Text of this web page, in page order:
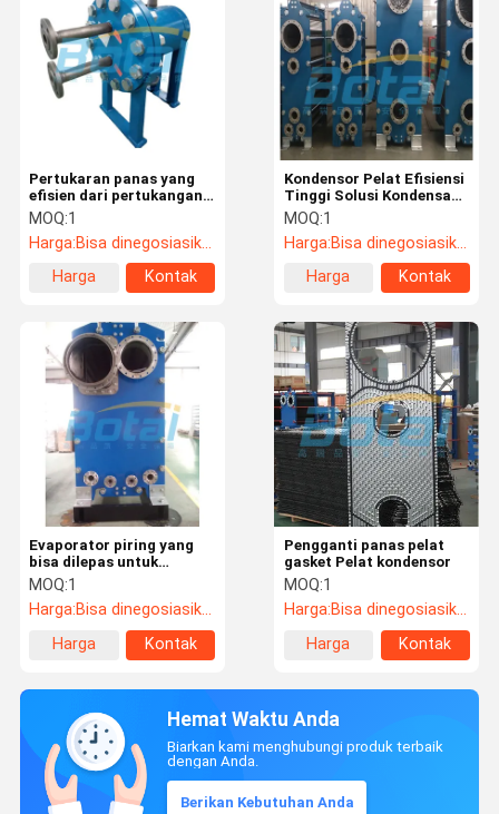
Pertukaran panas yang
efisien dari pertukangan
panas pelat dan
cangkang
MOQ:1
Harga:Bisa dinegosiasikan
Harga
Kontak
Kondensor Pelat Efisiensi
Tinggi Solusi Kondensasi
yang Disesuaikan
MOQ:1
Harga:Bisa dinegosiasikan
Harga
Kontak
Evaporator piring yang
bisa dilepas untuk
industri ringan makanan
dan minuman
MOQ:1
Harga:Bisa dinegosiasikan
Harga
Kontak
Pengganti panas pelat
gasket Pelat kondensor
MOQ:1
Harga:Bisa dinegosiasikan
Harga
Kontak
Hemat Waktu Anda
Biarkan kami menghubungi produk terbaik
dengan Anda.
Berikan Kebutuhan Anda